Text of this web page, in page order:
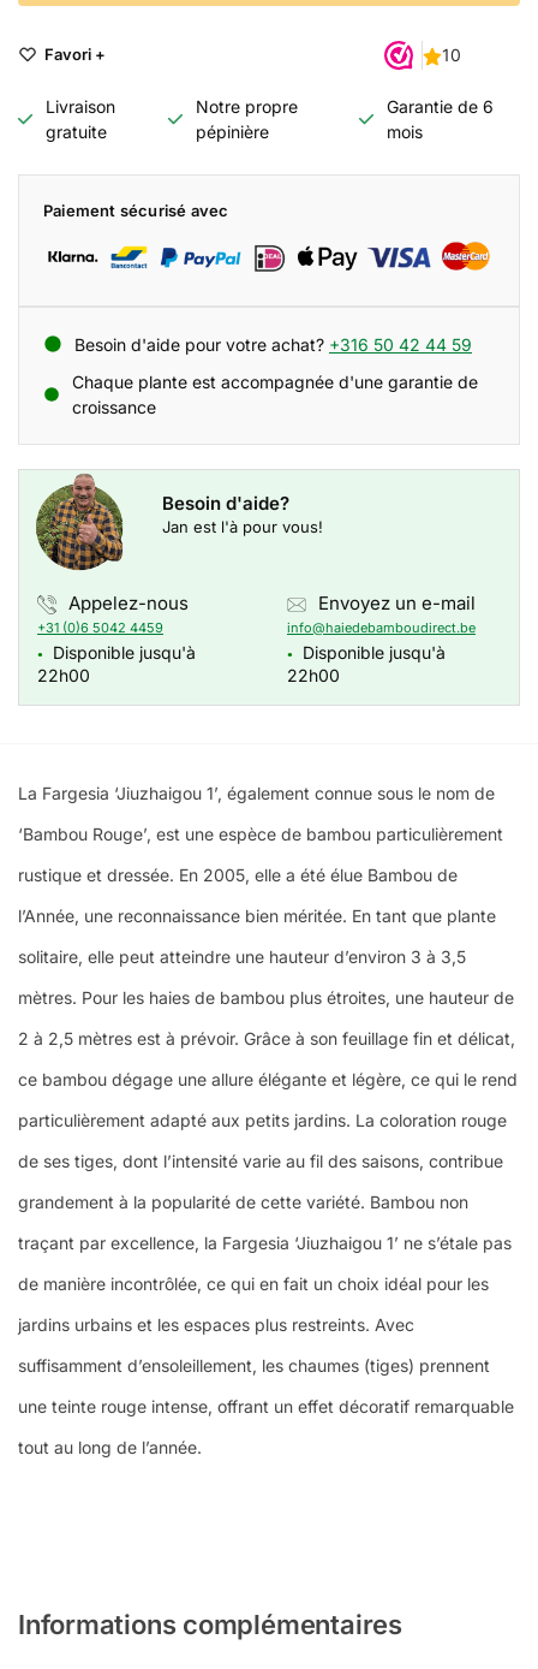
Favori +
Livraison
gratuite
Notre propre
pépinière
Garantie de 6
mois
Paiement sécurisé avec
Besoin d'aide pour votre achat? +316 50 42 44 59
Chaque plante est accompagnée d'une garantie de
croissance
Besoin d'aide?
Jan est l'à pour vous!
Appelez-nous
+31 (0)6 5042 4459
●
Disponible jusqu'à
22h00
Envoyez un e-mail
info@haiedebamboudirect.be
●
Disponible jusqu'à
22h00
La Fargesia ‘Jiuzhaigou 1’, également connue sous le nom de
‘Bambou Rouge’, est une espèce de bambou particulièrement
rustique et dressée. En 2005, elle a été élue Bambou de
l’Année, une reconnaissance bien méritée. En tant que plante
solitaire, elle peut atteindre une hauteur d’environ 3 à 3,5
mètres. Pour les haies de bambou plus étroites, une hauteur de
2 à 2,5 mètres est à prévoir. Grâce à son feuillage fin et délicat,
ce bambou dégage une allure élégante et légère, ce qui le rend
particulièrement adapté aux petits jardins. La coloration rouge
de ses tiges, dont l’intensité varie au fil des saisons, contribue
grandement à la popularité de cette variété. Bambou non
traçant par excellence, la Fargesia ‘Jiuzhaigou 1’ ne s’étale pas
de manière incontrôlée, ce qui en fait un choix idéal pour les
jardins urbains et les espaces plus restreints. Avec
suffisamment d’ensoleillement, les chaumes (tiges) prennent
une teinte rouge intense, offrant un effet décoratif remarquable
tout au long de l’année.
Informations complémentaires